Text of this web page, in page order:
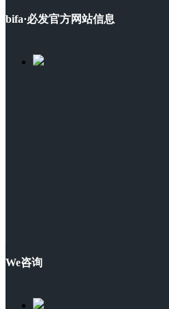
bifa·必发官方网站信息
We咨询